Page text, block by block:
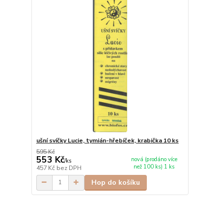
ušní svíčky Lucie, tymián-hřebíček, krabička 10 ks
595 Kč
553 Kč/ks
457 Kč bez DPH
nová (prodáno více
než 100 ks) 1 ks
Hop do košíku